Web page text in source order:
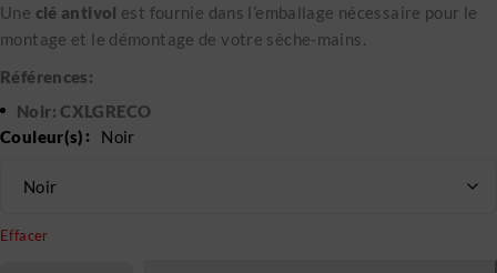
Une clé antivol est fournie dans l’emballage nécessaire pour le
montage et le démontage de votre sèche-mains.
Références:
Noir: CXLGRECO
Couleur(s)
Noir
Effacer